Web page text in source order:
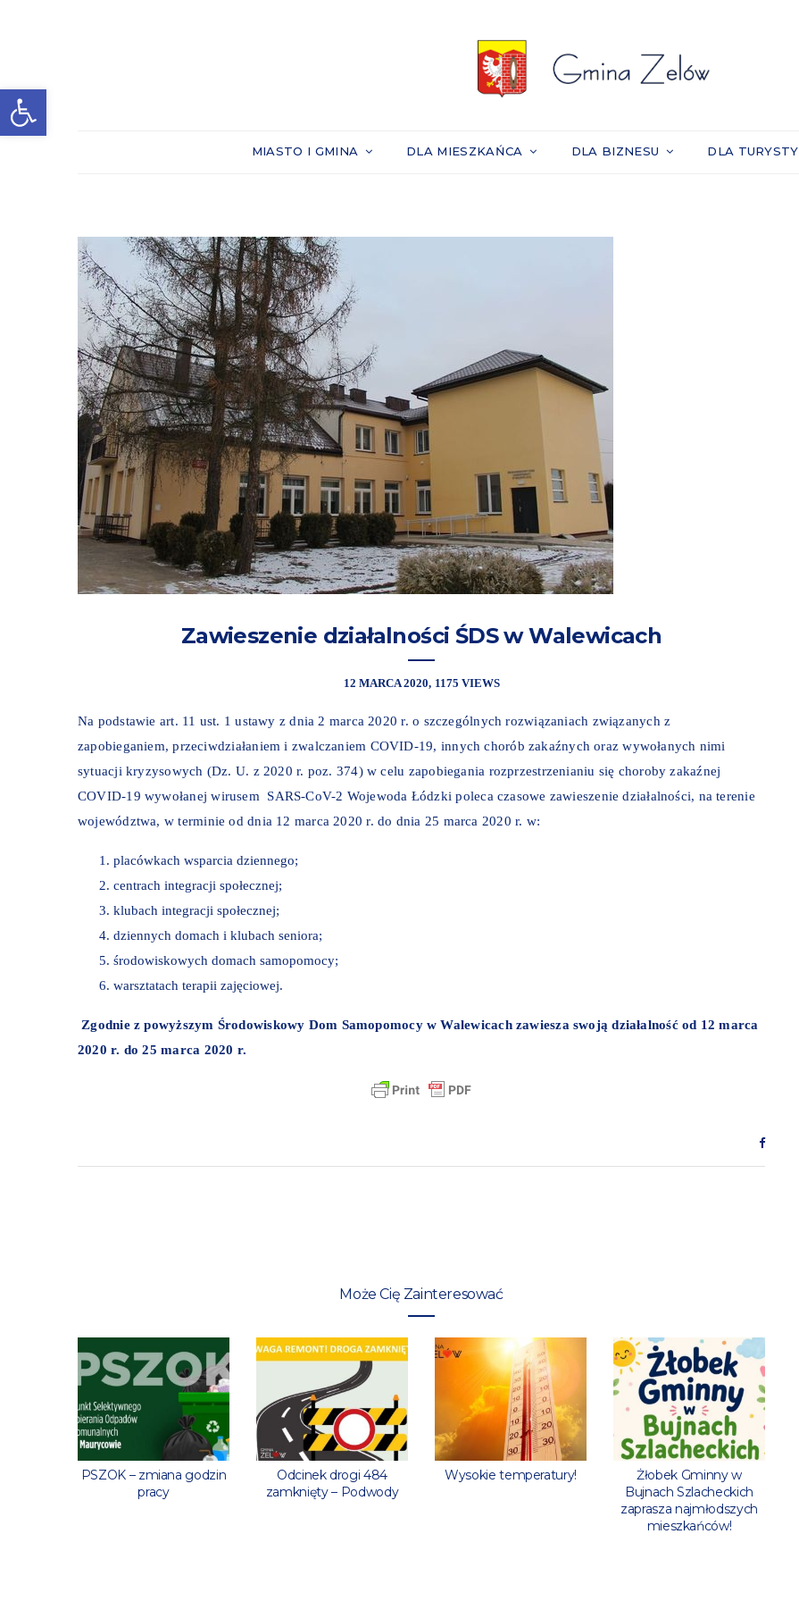
Otwórz pasek narzędzi
MIASTO I GMINA DLA MIESZKAŃCA DLA BIZNESU DLA TURYSTY
Zawieszenie działalności ŚDS w Walewicach
12 MARCA 2020 1175 VIEWS
Na podstawie art. 11 ust. 1 ustawy z dnia 2 marca 2020 r. o szczególnych rozwiązaniach związanych z
zapobieganiem, przeciwdziałaniem i zwalczaniem COVID-19, innych chorób zakaźnych oraz wywołanych nimi
sytuacji kryzysowych (Dz. U. z 2020 r. poz. 374) w celu zapobiegania rozprzestrzenianiu się choroby zakaźnej
COVID-19 wywołanej wirusem SARS-CoV-2 Wojewoda Łódzki poleca czasowe zawieszenie działalności, na terenie
województwa, w terminie od dnia 12 marca 2020 r. do dnia 25 marca 2020 r. w:
placówkach wsparcia dziennego;
centrach integracji społecznej;
klubach integracji społecznej;
dziennych domach i klubach seniora;
środowiskowych domach samopomocy;
warsztatach terapii zajęciowej.
Zgodnie z powyższym Środowiskowy Dom Samopomocy w Walewicach zawiesza swoją działalność od 12 marca
2020 r. do 25 marca 2020 r.
Może Cię Zainteresować
PSZOK – zmiana godzin
pracy
Odcinek drogi 484
zamknięty – Podwody
Wysokie temperatury!
Żłobek Gminny w
Bujnach Szlacheckich
zaprasza najmłodszych
mieszkańców!